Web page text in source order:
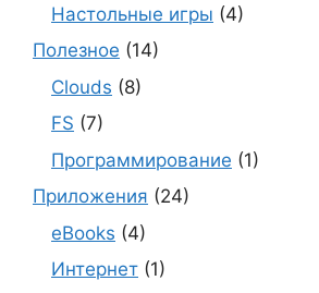
Настольные игры (4)
Полезное (14)
Clouds (8)
FS (7)
Программирование (1)
Приложения (24)
eBooks (4)
Интернет (1)